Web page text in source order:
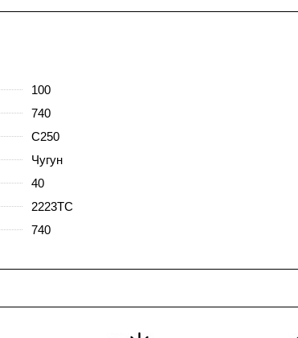
100
740
C250
Чугун
40
2223ТС
740